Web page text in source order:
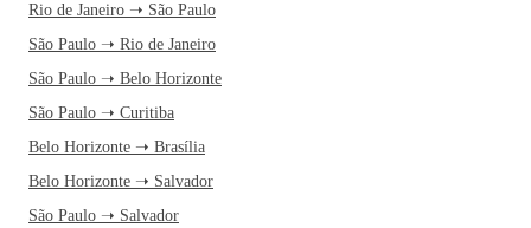
Rio de Janeiro ➝ São Paulo
São Paulo ➝ Rio de Janeiro
São Paulo ➝ Belo Horizonte
São Paulo ➝ Curitiba
Belo Horizonte ➝ Brasília
Belo Horizonte ➝ Salvador
São Paulo ➝ Salvador